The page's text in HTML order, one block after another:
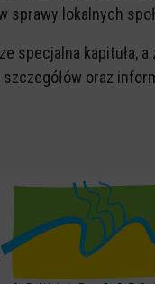
sprawy lokalnych
specjalna kapituła,
oraz